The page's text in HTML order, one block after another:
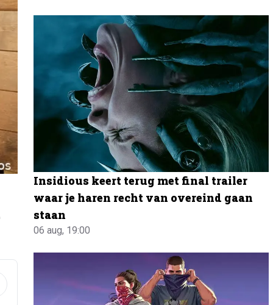
Insidious keert terug met final trailer
waar je haren recht van overeind gaan
staan
06 aug, 19:00